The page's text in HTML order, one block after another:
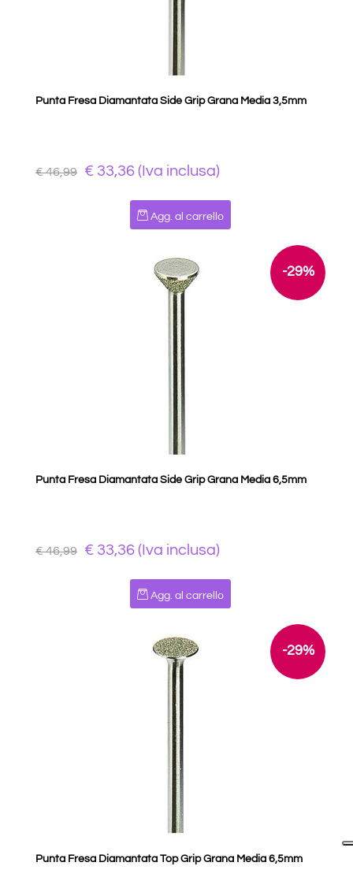
Punta Fresa Diamantata Side Grip Grana Media 3,5mm
€ 46,99 € 33,36 (Iva inclusa)
Quantità
Agg. al carrello
-29%
Punta Fresa Diamantata Side Grip Grana Media 6,5mm
€ 46,99 € 33,36 (Iva inclusa)
Quantità
Agg. al carrello
-29%
Punta Fresa Diamantata Top Grip Grana Media 6,5mm